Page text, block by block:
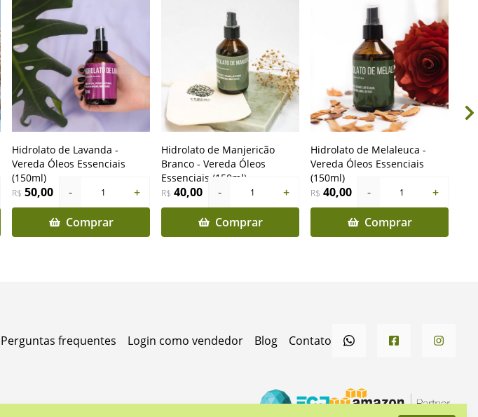
Hidrolato de Lavanda -
Vereda Óleos Essenciais
(150ml)
R$ 50,00 - 1
+
Comprar
Hidrolato de Manjericão
Branco - Vereda Óleos
Essenciais (150ml)
R$ 40,00 - 1
+
Comprar
Hidrolato de Melaleuca -
Vereda Óleos Essenciais
(150ml)
R$ 40,00 - 1
+
Comprar
Perguntas frequentes Login como vendedor Blog Contato